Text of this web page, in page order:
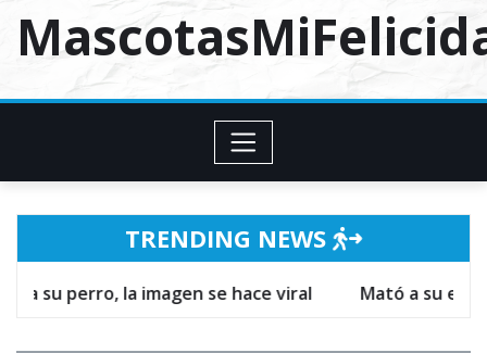
TRENDING NEWS
imagen se hace viral Mató a su esposo por